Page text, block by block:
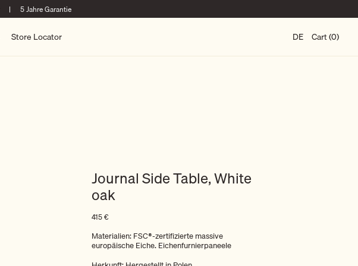
| 5 Jahre Garantie
Store Locator DE Cart (0)
Journal Side Table, White
oak
415€
Materialien: FSC®-zertifizierte massive
europäische Eiche. Eichenfurnierpaneele